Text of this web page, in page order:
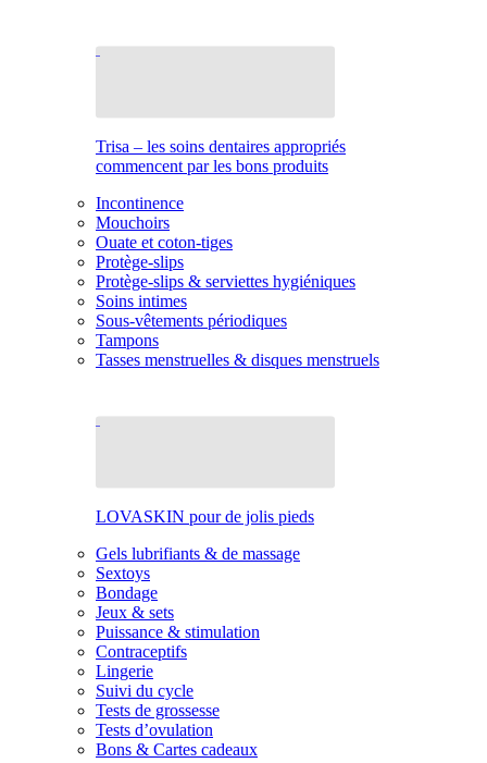
Trisa – les soins dentaires appropriés
commencent par les bons produits
Incontinence
Mouchoirs
Ouate et coton-tiges
Protège-slips
Protège-slips & serviettes hygiéniques
Soins intimes
Sous-vêtements périodiques
Tampons
Tasses menstruelles & disques menstruels
LOVASKIN pour de jolis pieds
Gels lubrifiants & de massage
Sextoys
Bondage
Jeux & sets
Puissance & stimulation
Contraceptifs
Lingerie
Suivi du cycle
Tests de grossesse
Tests d’ovulation
Bons & Cartes cadeaux